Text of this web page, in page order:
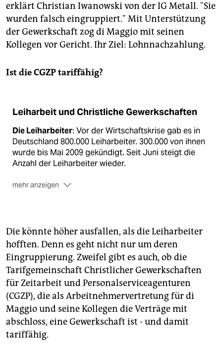
erklärt Christian Iwanowski von der IG Metall. "Sie
wurden falsch eingruppiert." Mit Unterstützung
der Gewerkschaft zog di Maggio mit seinen
Kollegen vor Gericht. Ihr Ziel: Lohnnachzahlung.
Ist die CGZP tariffähig?
Leiharbeit und Christliche Gewerkschaften
Die Leiharbeiter: Vor der Wirtschaftskrise gab es in
Deutschland 800.000 Leiharbeiter. 300.000 von ihnen
wurde bis Mai 2009 gekündigt. Seit Juni steigt die
Anzahl der Leiharbeiter wieder.
mehr anzeigen
25.000 Verleihbetriebe.
Leiharbeit in Frankreich:Man kann Leiharbeit auch
anders regeln: In Frankreich ist das Equal-pay-Gebot
ohne Ausnahme durchgesetzt. Leiharbeiter erhalten
dort zudem einen 10-prozentigen Lohnaufschlag, die
"Prekaritätsprämie". (taz)
Die Tarifgemeinschaft Christlicher Gewerkschaften
für Zeitarbeit und Personal-Service-Agenturen (CGZP)
wurde 2002 als Dachorganisation gegründet.
Zunächst waren dort sechs Gewerkschaften
Die könnte höher ausfallen, als die Leiharbeiter
hofften. Denn es geht nicht nur um deren
Eingruppierung. Zweifel gibt es auch, ob die
Tarifgemeinschaft Christlicher Gewerkschaften
für Zeitarbeit und Personalserviceagenturen
(CGZP), die als Arbeitnehmervertretung für di
Maggio und seine Kollegen die Verträge mit
abschloss, eine Gewerkschaft ist - und damit
tariffähig.